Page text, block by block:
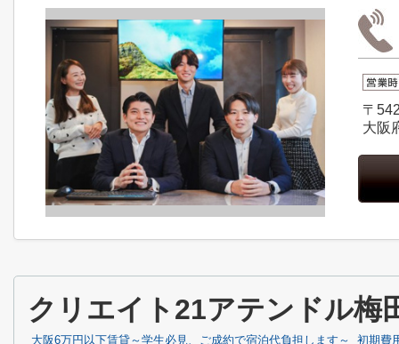
〒
大阪
クリエイト21アテンドル梅
大阪6万円以下賃貸～学生必見、ご成約で宿泊代負担します～ 初期費